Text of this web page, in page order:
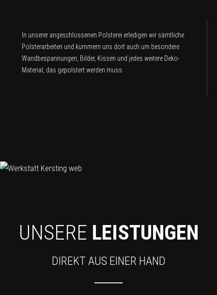
In unserer angeschlossenen Polsterei erledigen wir sämtliche
Polsterarbeiten und kümmern uns dort auch um besondere
Wandbespannungen, Bilder, Kissen und jedes weitere Deko-
Material, das gepolstert werden muss.
UNSERE LEISTUNGEN
DIREKT AUS EINER HAND